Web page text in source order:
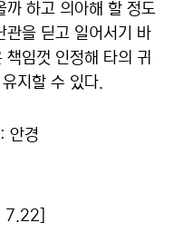
까 하고 의아해 할 정도
관을 딛고 일어서기 바
임껏 인정해 타의 귀
지할 수 있다.
안경
7.22]